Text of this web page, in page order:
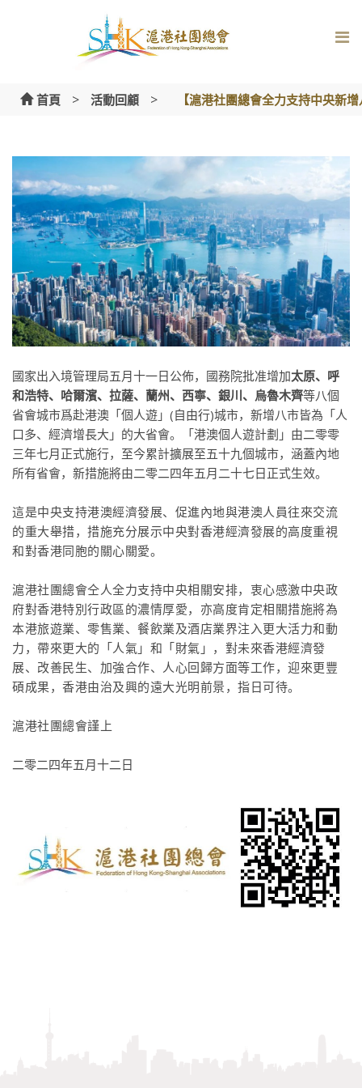
首頁 > 活動回顧 > 【滬港社團總會全力支持中央新
國家出入境管理局五月十一日公佈，國務院批准增加太原、呼
和浩特、哈爾濱、拉薩、蘭州、西寧、銀川、烏魯木齊等八個
省會城市爲赴港澳「個人遊」(自由行)城市，新增八市皆為「人
口多、經濟增長大」的大省會。「港澳個人遊計劃」由二零零
三年七月正式施行，至今累計擴展至五十九個城市，涵蓋內地
所有省會，新措施將由二零二四年五月二十七日正式生效。
這是中央支持港澳經濟發展、促進內地與港澳人員往來交流
的重大舉措，措施充分展示中央對香港經濟發展的高度重視
和對香港同胞的關心關愛。
滬港社團總會仝人全力支持中央相關安排，衷心感激中央政
府對香港特別行政區的濃情厚愛，亦高度肯定相關措施將為
本港旅遊業、零售業、餐飲業及酒店業界注入更大活力和動
力，帶來更大的「人氣」和「財氣」，對未來香港經濟發
展、改善民生、加強合作、人心回歸方面等工作，迎來更豐
碩成果，香港由治及興的遠大光明前景，指日可待。
滬港社團總會謹上
二零二四年五月十二日